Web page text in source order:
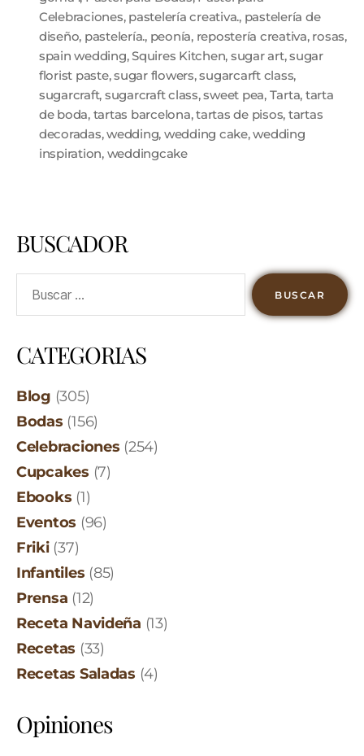
Celebraciones, pastelería creativa., pastelería de
diseño, pastelería., peonía, repostería creativa, rosas,
spain wedding,Squires Kitchen, sugar art,sugar
florist paste,sugar flowers,sugarcarft class,
sugarcraft, sugarcraft class,sweet pea, Tarta, tarta
de boda, tartas barcelona,tartas de pisos, tartas
decoradas,wedding, wedding cake,wedding
inspiration, weddingcake
BUSCADOR
CATEGORIAS
Blog (305)
Bodas (156)
Celebraciones (254)
Cupcakes (7)
Ebooks (1)
Eventos (96)
Friki(37)
Infantiles (85)
Prensa (12)
Receta Navideña (13)
Recetas (33)
Recetas Saladas (4)
Opiniones